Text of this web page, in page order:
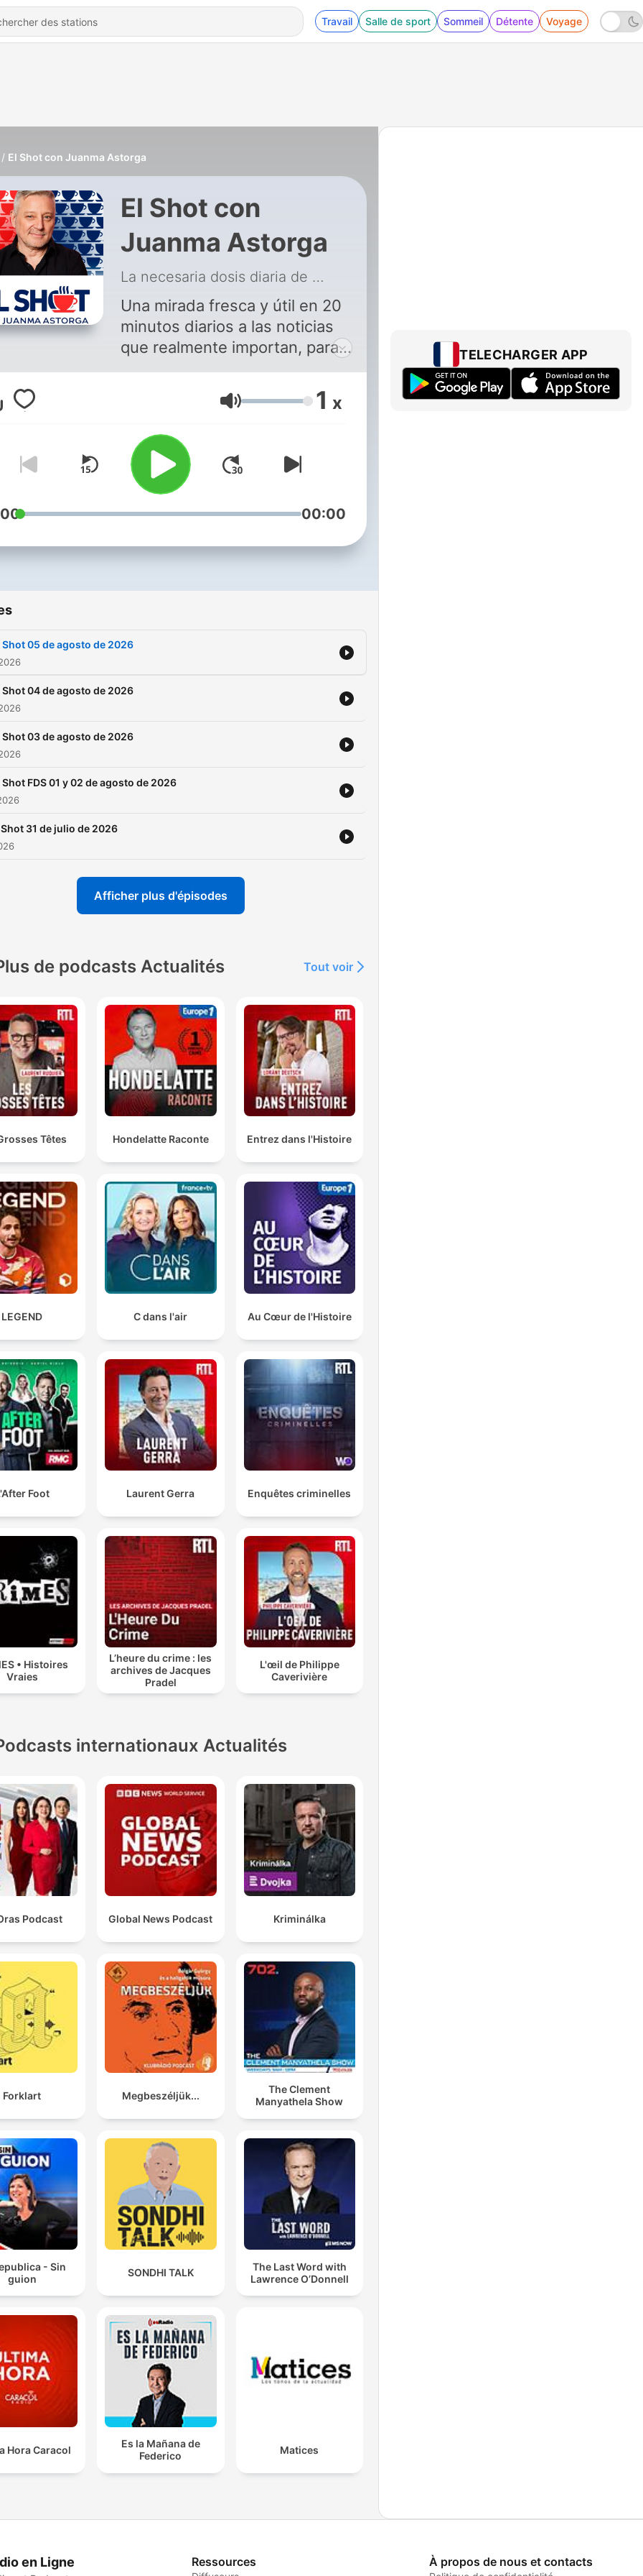
Travail Salle de sport Sommeil Détente Voyage
El Shot con Juanma Astorga
El Shot con
Juanma Astorga
La necesaria dosis diaria de actualidad
Una mirada fresca y útil en 20
minutos diarios a las noticias
que realmente importan, para
partir el día con la información
Volume 1 x
00:00
Shot 05 de agosto de 2026
Shot 04 de agosto de 2026
Shot 03 de agosto de 2026
Shot FDS 01 y 02 de agosto de 2026
31 de julio de 2026
Afficher plus d'épisodes
de podcasts Actualités Tout voir
Têtes Hondelatte Raconte Entrez dans l'Histoire
LEGEND C dans l'air Au Cœur de l'Histoire
Foot Laurent Gerra Enquêtes criminelles
• Histoires
Vraies
L’heure du crime : les
archives de Jacques
Pradel
L'œil de Philippe
Caverivière
internationaux Actualités
Podcast Global News Podcast Kriminálka
Forklart Megbeszéljük...
The Clement
Manyathela Show
- Sin
guion
SONDHI TALK
The Last Word with
Lawrence O’Donnell
Hora Caracol
Es la Mañana de
Federico
Matices
TELECHARGER APP
en Ligne Ressources À propos de nous et contacts